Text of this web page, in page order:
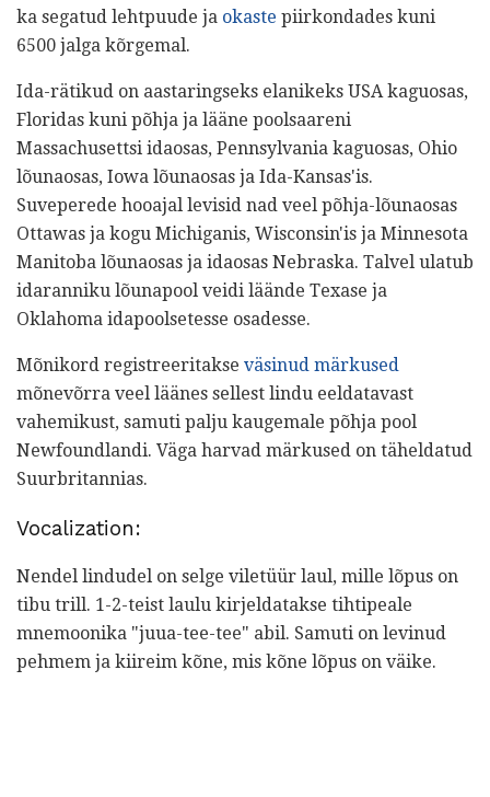
ka segatud lehtpuude ja okaste piirkondades kuni
6500 jalga kõrgemal.
Ida-rätikud on aastaringseks elanikeks USA kaguosas,
Floridas kuni põhja ja lääne poolsaareni
Massachusettsi idaosas, Pennsylvania kaguosas, Ohio
lõunaosas, Iowa lõunaosas ja Ida-Kansas'is.
Suveperede hooajal levisid nad veel põhja-lõunaosas
Ottawas ja kogu Michiganis, Wisconsin'is ja Minnesota
Manitoba lõunaosas ja idaosas Nebraska. Talvel ulatub
idaranniku lõunapool veidi läände Texase ja
Oklahoma idapoolsetesse osadesse.
Mõnikord registreeritakse väsinud märkused
mõnevõrra veel läänes sellest lindu eeldatavast
vahemikust, samuti palju kaugemale põhja pool
Newfoundlandi. Väga harvad märkused on täheldatud
Suurbritannias.
Vocalization:
Nendel lindudel on selge viletüür laul, mille lõpus on
tibu trill. 1-2-teist laulu kirjeldatakse tihtipeale
mnemoonika "juua-tee-tee" abil. Samuti on levinud
pehmem ja kiireim kõne, mis kõne lõpus on väike.